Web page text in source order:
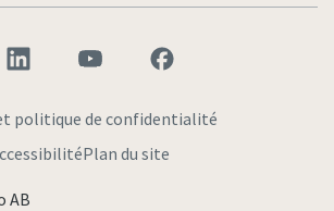
politique de confidentialité
Plan du site
AB